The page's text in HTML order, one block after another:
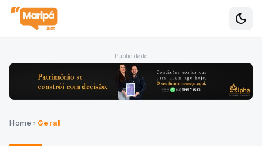
dark_mode
Publicidade
Home chevron_right Geral